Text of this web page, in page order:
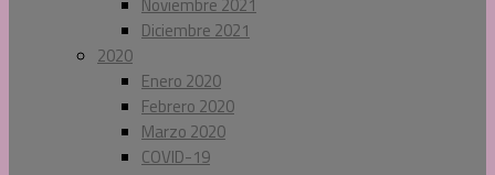
Diciembre 2021
2020
Enero 2020
Febrero 2020
Marzo 2020
COVID-19